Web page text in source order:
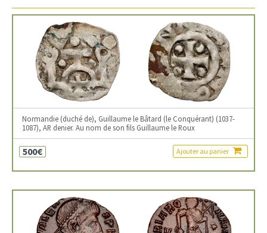
Normandie (duché de), Guillaume le Bâtard (le Conquérant) (1037-
1087), AR denier. Au nom de son fils Guillaume le Roux
500€ Ajouter au panier